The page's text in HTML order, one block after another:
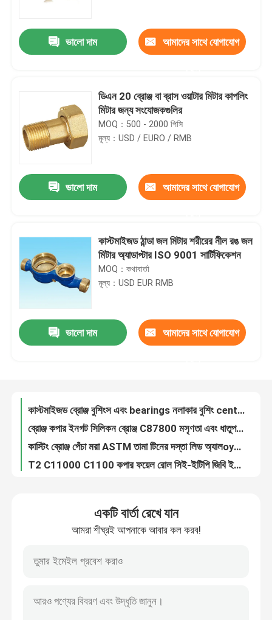
বাড়ি
আমাদের সম্পর্কে
যোগাযোগ করুন
উদ্ধৃতির জন্য আবেদন
ভালো দাম আমাদের সাথে যোগাযোগ
ডিএন 20 ব্রোঞ্জ বা ব্রাস ওয়াটার মিটার কাপলিং
মিটার জন্য সংযোজকগুলির
MOQ：500 - 2000 পিসি
মূল্য：USD / EURO / RMB
ভালো দাম আমাদের সাথে যোগাযোগ
কাস্টমাইজড ঠান্ডা জল মিটার শরীরের নীল রঙ জল
মিটার অ্যাডাপ্টার ISO 9001 সার্টিফিকেশন
MOQ：কথাবার্তা
মূল্য：USD EUR RMB
ভালো দাম আমাদের সাথে যোগাযোগ
উচ্চ ক্যাপাসিটি ব্রোঞ্জ কাস্টিং ফিটিং জালিয়াতি বালি ঢালাই 1/4 ইঞ্চি এবং 3/8 ইঞ্চি এবং 1/2 ইঞ্চি
T2 C11000 C1100 কপার ফয়েল রোল সিই-ইটিপি জিবি ইউএনএস জিস 0.03-3 মিমি কপার টার্মিনাল স্ট্রিপ
0.03-3 মিমি ব্রাস ফয়েল রোল / কুণ্ডলী / ফয়েল H70 H68 H65 H62 C2600 C2680 GB UNS JIS
একটি বার্তা রেখে যান
আমরা শীঘ্রই আপনাকে আবার কল করব!